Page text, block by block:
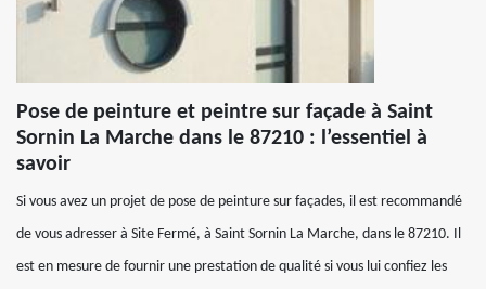
Pose de peinture et peintre sur façade à Saint
Sornin La Marche dans le 87210 : l’essentiel à
savoir
Si vous avez un projet de pose de peinture sur façades, il est recommandé
de vous adresser à Site Fermé, à Saint Sornin La Marche, dans le 87210. Il
est en mesure de fournir une prestation de qualité si vous lui confiez les